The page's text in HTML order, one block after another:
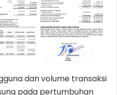
dan volume transaksi
pada pertumbuhan